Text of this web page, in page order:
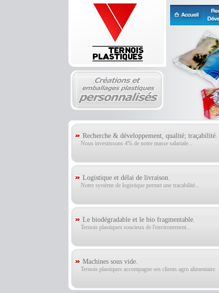
Recherche & développement, qualité; traçabilité.
Nous investissons 4% de notre masse salariale...
Logistique et délai de livraison.
Notre système de logistique permet une tracabilité...
Le biodégradable et le bio fragmentable.
Ternois plastiques soucieux de l'environement...
Machines sous vide.
Ternois plastiques accompagne ses clients agro alimentaire.